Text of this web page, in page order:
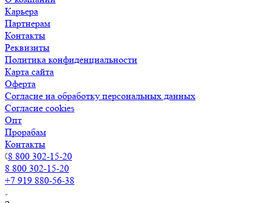
Карьера
Партнерам
Контакты
Реквизиты
Политика конфиденциальности
Карта сайта
Оферта
Согласие на обработку персональных данных
Согласие cookies
Опт
Прорабам
Контакты
8 800 302-15-20
8 800 302-15-20
+7 919 880-56-38